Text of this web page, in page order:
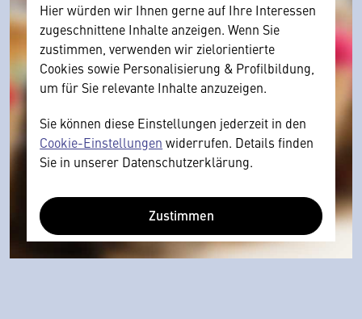
Hier würden wir Ihnen gerne auf Ihre Interessen
zugeschnittene Inhalte anzeigen. Wenn Sie
zustimmen, verwenden wir zielorientierte
Cookies sowie Personalisierung & Profilbildung,
um für Sie relevante Inhalte anzuzeigen.
Sie können diese Einstellungen jederzeit in den
Cookie-Einstellungen widerrufen. Details finden
Sie in unserer Datenschutzerklärung.
Zustimmen